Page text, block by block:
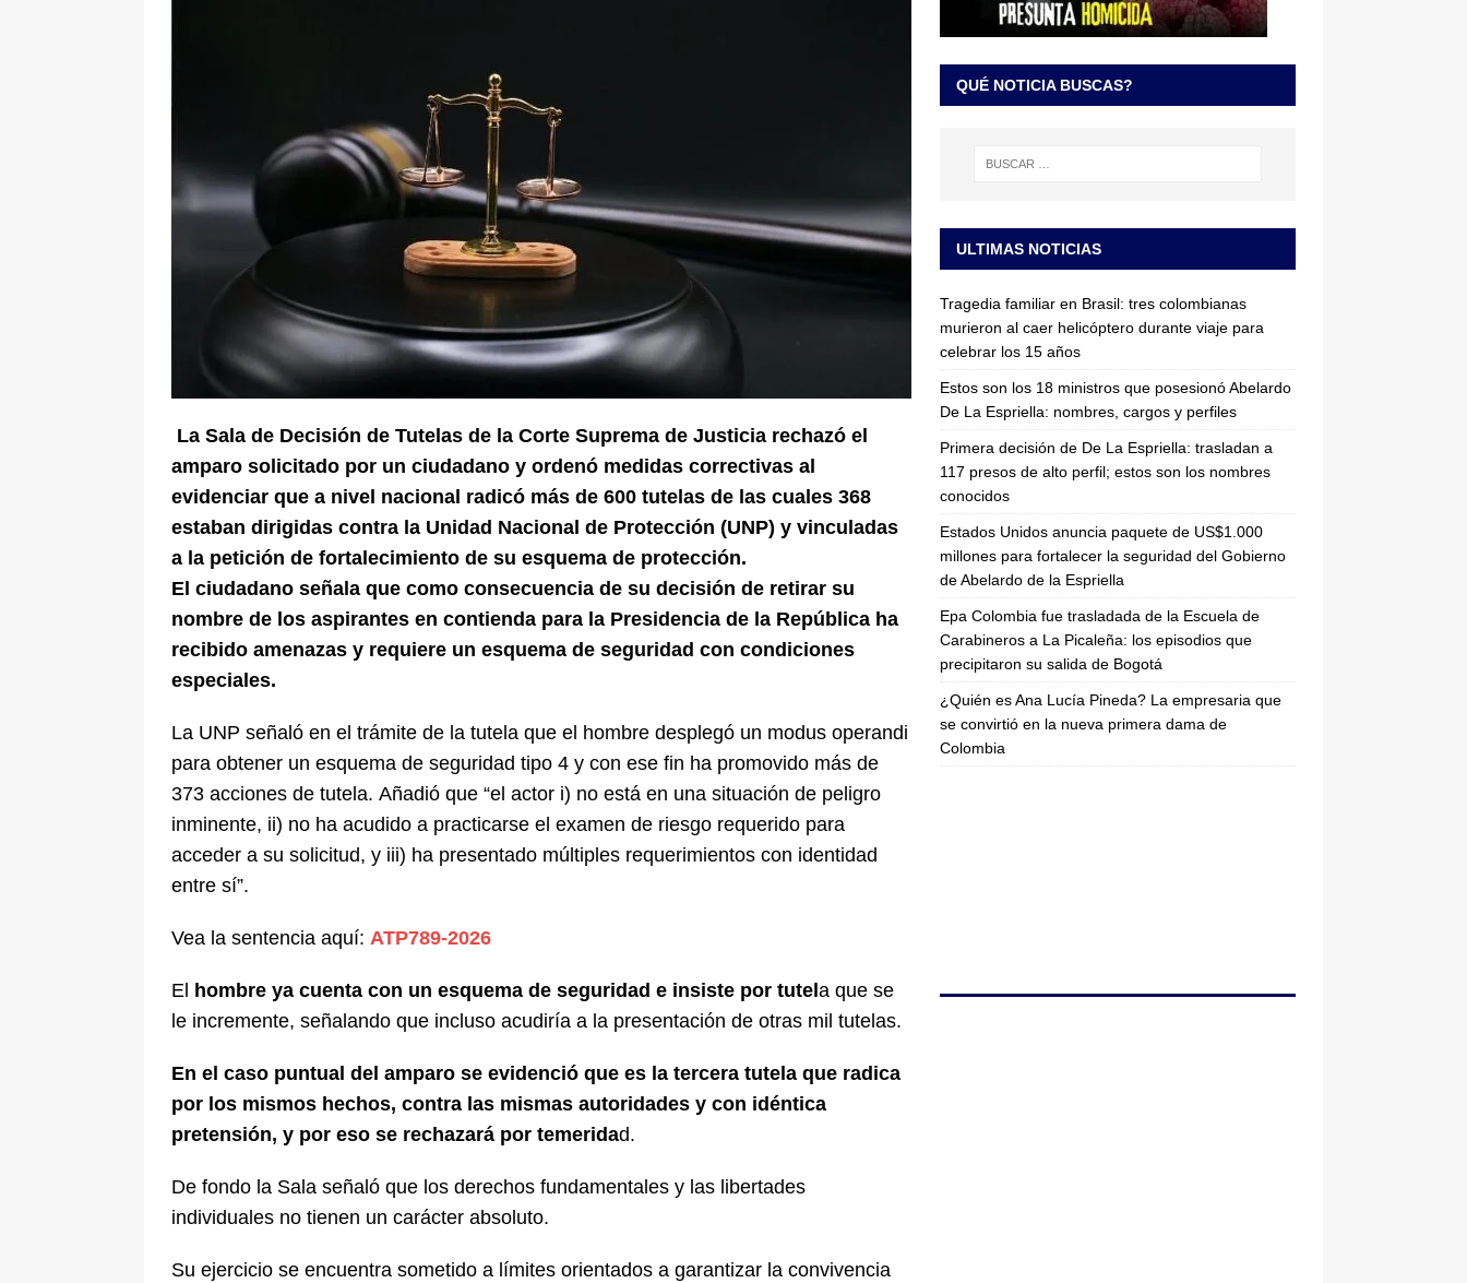
La Sala de Decisión de Tutelas de la Corte Suprema de Justicia rechazó el
amparo solicitado por un ciudadano y ordenó medidas correctivas al
evidenciar que a nivel nacional radicó más de 600 tutelas de las cuales 368
estaban dirigidas contra la Unidad Nacional de Protección (UNP) y vinculadas
a la petición de fortalecimiento de su esquema de protección.
El ciudadano señala que como consecuencia de su decisión de retirar su
nombre de los aspirantes en contienda para la Presidencia de la República ha
recibido amenazas y requiere un esquema de seguridad con condiciones
especiales.
La UNP señaló en el trámite de la tutela que el hombre desplegó un modus operandi
para obtener un esquema de seguridad tipo 4 y con ese fin ha promovido más de
373 acciones de tutela. Añadió que “el actor i) no está en una situación de peligro
inminente, ii) no ha acudido a practicarse el examen de riesgo requerido para
acceder a su solicitud, y iii) ha presentado múltiples requerimientos con identidad
entre sí”.
Vea la sentencia aquí: ATP789-2026
El hombre ya cuenta con un esquema de seguridad e insiste por tutel a que se
le incremente, señalando que incluso acudiría a la presentación de otras mil tutelas.
En el caso puntual del amparo se evidenció que es la tercera tutela que radica
por los mismos hechos, contra las mismas autoridades y con idéntica
pretensión, y por eso se rechazará por temeridad.
De fondo la Sala señaló que los derechos fundamentales y las libertades
individuales no tienen un carácter absoluto.
Su ejercicio se encuentra sometido a límites orientados a garantizar la convivencia
QUÉ NOTICIA BUSCAS?
ULTIMAS NOTICIAS
Tragedia familiar en Brasil: tres colombianas
murieron al caer helicóptero durante viaje para
celebrar los 15 años
Estos son los 18 ministros que posesionó Abelardo
De La Espriella: nombres, cargos y perfiles
Primera decisión de De La Espriella: trasladan a
117 presos de alto perfil; estos son los nombres
conocidos
Estados Unidos anuncia paquete de US$1.000
millones para fortalecer la seguridad del Gobierno
de Abelardo de la Espriella
Epa Colombia fue trasladada de la Escuela de
Carabineros a La Picaleña: los episodios que
precipitaron su salida de Bogotá
¿Quién es Ana Lucía Pineda? La empresaria que
se convirtió en la nueva primera dama de
Colombia